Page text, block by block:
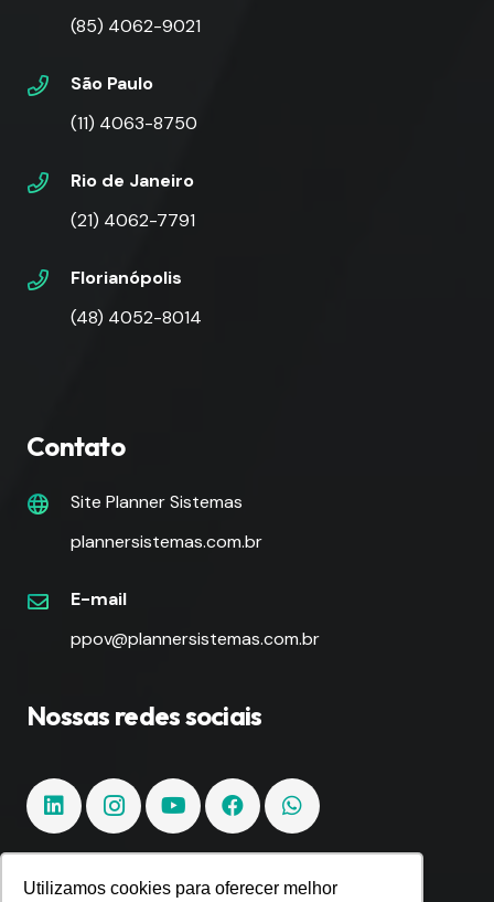
Utilizamos cookies para oferecer melhor
(85) 4062-9021
São Paulo
(11) 4063-8750
Rio de Janeiro
(21) 4062-7791
Florianópolis
(48) 4052-8014
Contato
Site Planner Sistemas
plannersistemas.com.br
E-mail
ppov@plannersistemas.com.br
Nossas redes sociais